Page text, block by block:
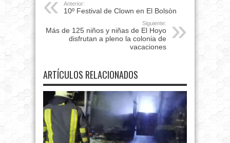
Anterior:
10º Festival de Clown en El Bolsòn
Siguiente:
Más de 125 niños y niñas de El Hoyo
disfrutan a pleno la colonia de
vacaciones
ARTÍCULOS RELACIONADOS